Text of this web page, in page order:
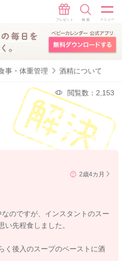
事・体重管理 酒精について
閲覧数：2,153
2歳4カ月
のですが、インスタントのスー
先程食しました。
く後入のスープのペーストに酒